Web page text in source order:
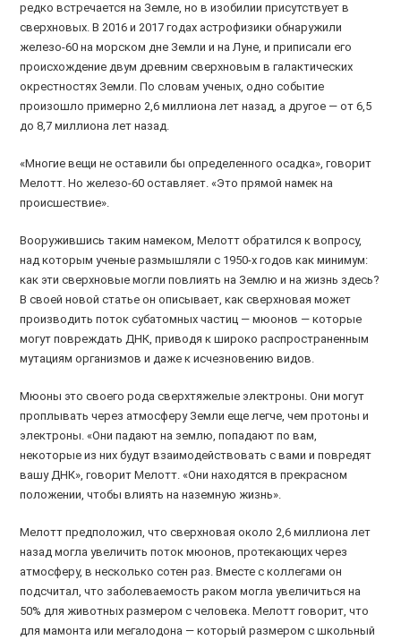
редко встречается на Земле, но в изобилии присутствует в
сверхновых. В 2016 и 2017 годах астрофизики обнаружили
железо-60 на морском дне Земли и на Луне, и приписали его
происхождение двум древним сверхновым в галактических
окрестностях Земли. По словам ученых, одно событие
произошло примерно 2,6 миллиона лет назад, а другое — от 6,5
до 8,7 миллиона лет назад.
«Многие вещи не оставили бы определенного осадка», говорит
Мелотт. Но железо-60 оставляет. «Это прямой намек на
происшествие».
Вооружившись таким намеком, Мелотт обратился к вопросу,
над которым ученые размышляли с 1950-х годов как минимум:
как эти сверхновые могли повлиять на Землю и на жизнь здесь?
В своей новой статье он описывает, как сверхновая может
производить поток субатомных частиц — мюонов — которые
могут повреждать ДНК, приводя к широко распространенным
мутациям организмов и даже к исчезновению видов.
Мюоны это своего рода сверхтяжелые электроны. Они могут
проплывать через атмосферу Земли еще легче, чем протоны и
электроны. «Они падают на землю, попадают по вам,
некоторые из них будут взаимодействовать с вами и повредят
вашу ДНК», говорит Мелотт. «Они находятся в прекрасном
положении, чтобы влиять на наземную жизнь».
Мелотт предположил, что сверхновая около 2,6 миллиона лет
назад могла увеличить поток мюонов, протекающих через
атмосферу, в несколько сотен раз. Вместе с коллегами он
подсчитал, что заболеваемость раком могла увеличиться на
50% для животных размером с человека. Мелотт говорит, что
для мамонта или мегалодона — который размером с школьный